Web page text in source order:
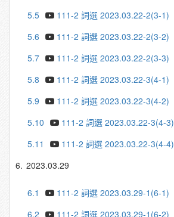
5.5
111-2 詞選 2023.03.22-2(3-1)
5.6
111-2 詞選 2023.03.22-2(3-2)
5.7
111-2 詞選 2023.03.22-2(3-3)
5.8
111-2 詞選 2023.03.22-3(4-1)
5.9
111-2 詞選 2023.03.22-3(4-2)
5.10
111-2 詞選 2023.03.22-3(4-3)
5.11
111-2 詞選 2023.03.22-3(4-4)
6. 2023.03.29
6.1
111-2 詞選 2023.03.29-1(6-1)
6.2
111-2 詞選 2023.03.29-1(6-2)